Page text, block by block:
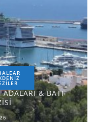
ADALARI & BATI